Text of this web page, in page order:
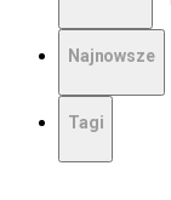
Najnowsze
Tagi